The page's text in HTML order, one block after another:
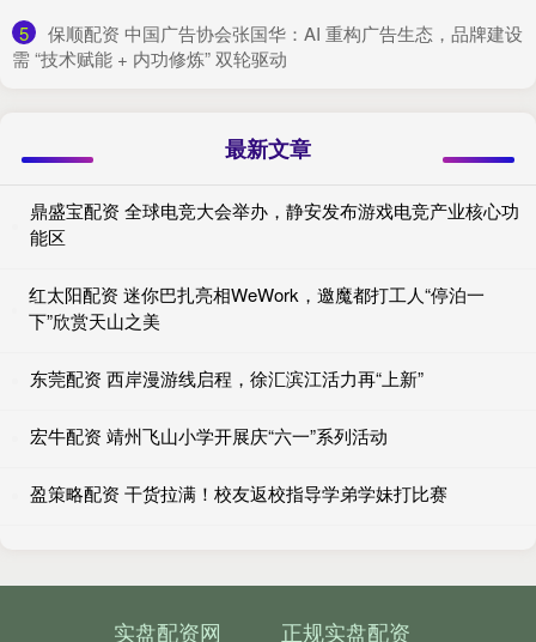
5
​保顺配资 中国广告协会张国华：AI 重构广告生态，品牌建设
需 “技术赋能 + 内功修炼” 双轮驱动
最新文章
鼎盛宝配资 全球电竞大会举办，静安发布游戏电竞产业核心功
能区
红太阳配资 迷你巴扎亮相WeWork，邀魔都打工人“停泊一
下”欣赏天山之美
东莞配资 西岸漫游线启程，徐汇滨江活力再“上新”
宏牛配资 靖州飞山小学开展庆“六一”系列活动
盈策略配资 干货拉满！校友返校指导学弟学妹打比赛
实盘配资网 正规实盘配资